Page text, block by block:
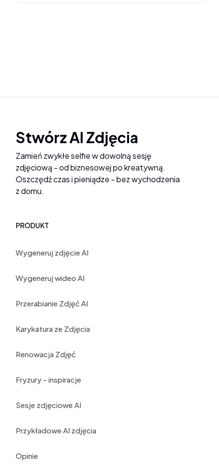
Stwórz AI Zdjęcia
Zamień zwykłe selfie w dowolną sesję
zdjęciową - od biznesowej po kreatywną.
Oszczędź czas i pieniądze - bez wychodzenia
z domu.
PRODUKT
Wygeneruj zdjęcie AI
Wygeneruj wideo AI
Przerabianie Zdjęć AI
Karykatura ze Zdjęcia
Renowacja Zdjęć
Fryzury - inspiracje
Sesje zdjęciowe AI
Przykładowe AI zdjęcia
Opinie